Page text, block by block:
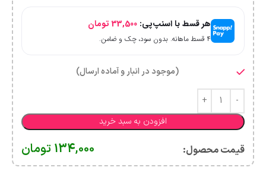
هر قسط با اسنپ‌پی: 33,500 تومان
۴ قسط ماهانه. بدون سود، چک و ضامن.
(موجود در انبار و آماده ارسال)
افزودن به سبد خرید
قیمت محصول:​ 134,000 تومان